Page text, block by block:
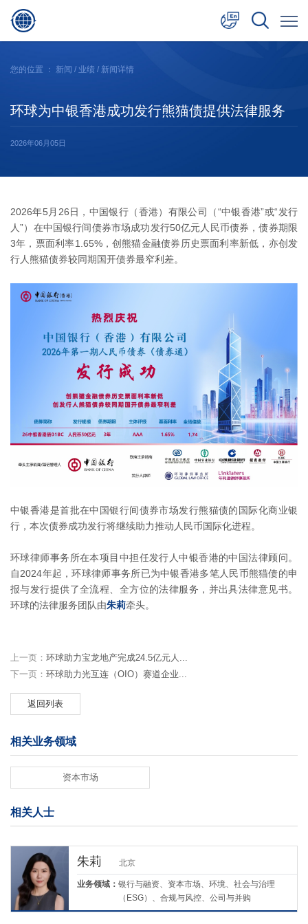
日本語
您的位置 ： 新闻 / 业绩 / 新闻详情
环球为中银香港成功发行熊猫债提供法律服务
2026年06月05日
2026年5月26日，中国银行（香港）有限公司（“中银香港”或“发行
人”）在中国银行间债券市场成功发行50亿元人民币债券，债券期限
3年，票面利率1.65%，创熊猫金融债券历史票面利率新低，亦创发
行人熊猫债券较同期国开债券最窄利差。
中银香港是首批在中国银行间债券市场发行熊猫债的国际化商业银
行，本次债券成功发行将继续助力推动人民币国际化进程。
环球律师事务所在本项目中担任发行人中银香港的中国法律顾问。
自2024年起，环球律师事务所已为中银香港多笔人民币熊猫债的申
报与发行提供了全流程、全方位的法律服务，并出具法律意见书。
环球的法律服务团队由朱莉牵头。
上一页： 环球助力宝龙地产完成24.5亿元人...
下一页： 环球助力光互连（OIO）赛道企业...
返回列表
相关业务领域
资本市场
相关人士
朱莉 北京
业务领域： 银行与融资、资本市场、环境、社会与治理
（ESG）、合规与风控、公司与并购